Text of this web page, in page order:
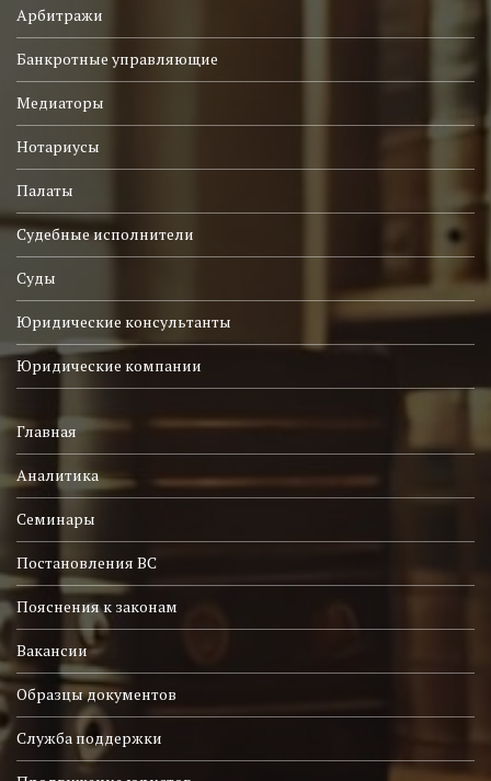
Арбитражи
Банкротные управляющие
Медиаторы
Нотариусы
Палаты
Судебные исполнители
Суды
Юридические консультанты
Юридические компании
Главная
Аналитика
Семинары
Постановления ВС
Пояснения к законам
Вакансии
Образцы документов
Служба поддержки